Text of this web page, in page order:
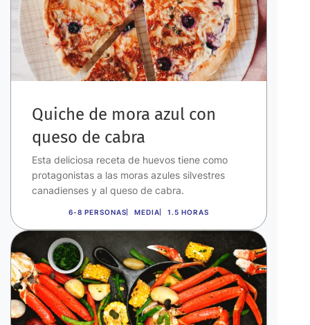
Quiche de mora azul con
queso de cabra
Esta deliciosa receta de huevos tiene como
protagonistas a las moras azules silvestres
canadienses y al queso de cabra.
6-8 PERSONAS MEDIA 1.5 HORAS
Imagen